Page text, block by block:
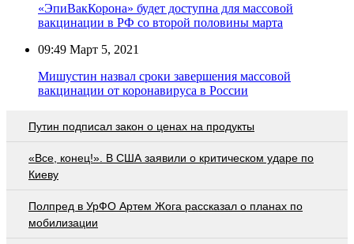
«ЭпиВакКорона» будет доступна для массовой
вакцинации в РФ со второй половины марта
09:49 Март 5, 2021
Мишустин назвал сроки завершения массовой
вакцинации от коронавируса в России
Путин подписал закон о ценах на продукты
«Все, конец!». В США заявили о критическом ударе по
Киеву
Полпред в УрФО Артем Жога рассказал о планах по
мобилизации